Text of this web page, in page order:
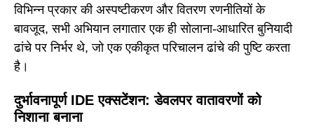
विभिन्न प्रकार की अस्पष्टीकरण और वितरण रणनीतियों के
बावजूद, सभी अभियान लगातार एक ही सोलाना-आधारित बुनियादी
ढांचे पर निर्भर थे, जो एक एकीकृत परिचालन ढांचे की पुष्टि करता
है।
दुर्भावनापूर्ण IDE एक्सटेंशन: डेवलपर वातावरणों को
निशाना बनाना